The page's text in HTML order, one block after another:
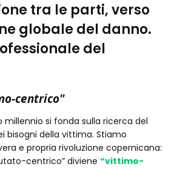
tra le parti, verso
globale del danno.
del
centrico"
millennio si fonda sulla ricerca del
bisogni della vittima. Stiamo
e propria rivoluzione copernicana:
centrico” diviene “vittimo-